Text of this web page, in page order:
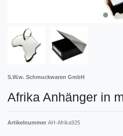
S.W.w. Schmuckwaren GmbH
Afrika Anhänger in
Artikelnummer AH-Afrika925